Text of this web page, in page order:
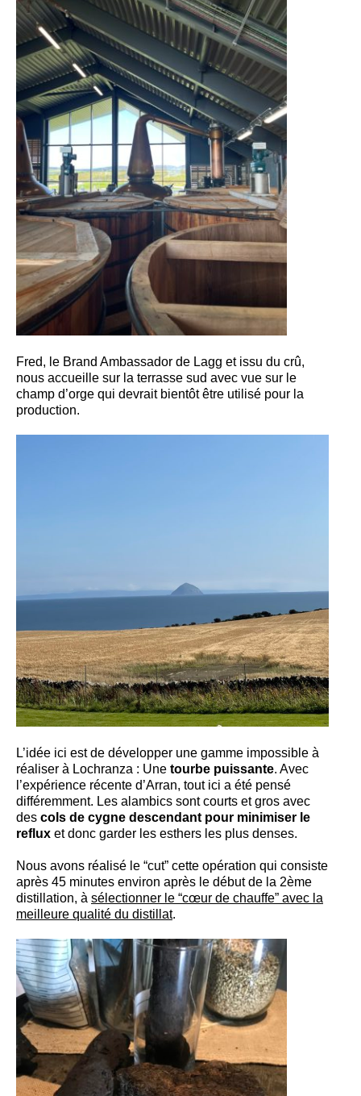
Fred, le Brand Ambassador de Lagg et issu du crû,
nous accueille sur la terrasse sud avec vue sur le
champ d’orge qui devrait bientôt être utilisé pour la
production.
L’idée ici est de développer une gamme impossible à
réaliser à Lochranza : Une tourbe puissante. Avec
l’expérience récente d’Arran, tout ici a été pensé
différemment. Les alambics sont courts et gros avec
des cols de cygne descendant pour minimiser le
reflux et donc garder les esthers les plus denses.
Nous avons réalisé le “cut” cette opération qui consiste
après 45 minutes environ après le début de la 2ème
distillation, à sélectionner le “cœur de chauffe” avec la
meilleure qualité du distillat.